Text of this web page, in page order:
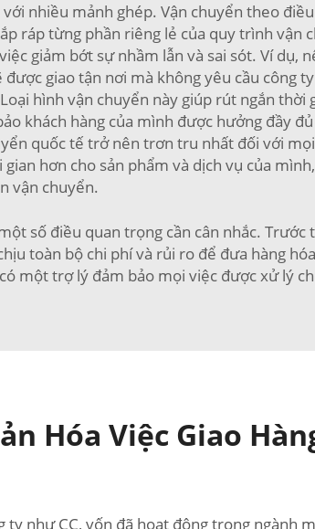
nhiều mảnh ghép. Vận chuyển theo
ráp từng phần riêng lẻ của quy trình vận
giảm bớt sự nhầm lẫn và sai sót. Ví dụ,
giao tận nơi mà không yêu cầu công
hình vận chuyển này giúp rút ngắn thời
khách hàng của mình được hưởng đầy
quốc tế trở nên trơn tru nhất đối với
hơn cho sản phẩm và dịch vụ của
vận chuyển.
số điều quan trọng cần cân nhắc. Trước
toàn bộ chi phí và rủi ro để đưa hàng
một trợ lý đảm bảo mọi việc được xử lý
Hóa Việc Giao
như CC, vốn đã hoạt động trong ngành